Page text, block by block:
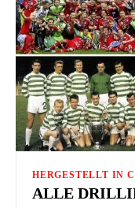
HERGESTELLT IN
ALLE